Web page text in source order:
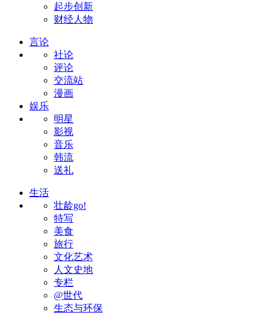
起步创新
财经人物
言论
社论
评论
交流站
漫画
娱乐
明星
影视
音乐
韩流
送礼
生活
壮龄go!
特写
美食
旅行
文化艺术
人文史地
专栏
@世代
生态与环保